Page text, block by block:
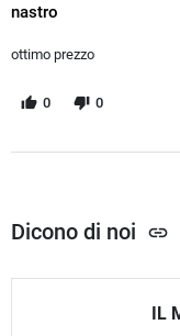
nastro
ottimo prezzo
0 0
Dicono di noi link
IL